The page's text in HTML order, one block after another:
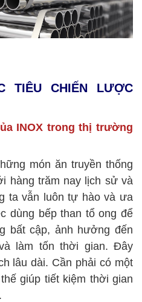
TIÊU CHIẾN LƯỢC
INOX trong thị trường
món ăn truyền thống
hàng trăm nay lịch sử và
ta vẫn luôn tự hào và ưa
dùng bếp than tổ ong để
bất cập, ảnh hưởng đến
làm tốn thời gian. Đây
lâu dài. Cần phải có một
giúp tiết kiệm thời gian